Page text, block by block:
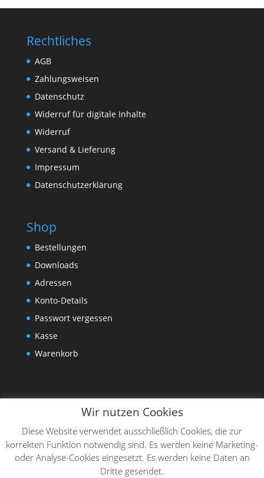
Rechtliches
AGB
Zahlungsweisen
Datenschutz
Widerruf für digitale Inhalte
Widerruf
Versand & Lieferung
Impressum
Datenschutzerklärung
Shop
Bestellungen
Downloads
Adressen
Konto-Details
Passwort vergessen
Kasse
Warenkorb
Wir nutzen Cookies
Diese Website verwendet ausschließlich Cookies, die zur
korrekten Funktion notwendig sind. Es werden keine Marketing-
oder Analyse-Cookies eingesetzt. Es werden keine Daten an
Dritte gesendet.